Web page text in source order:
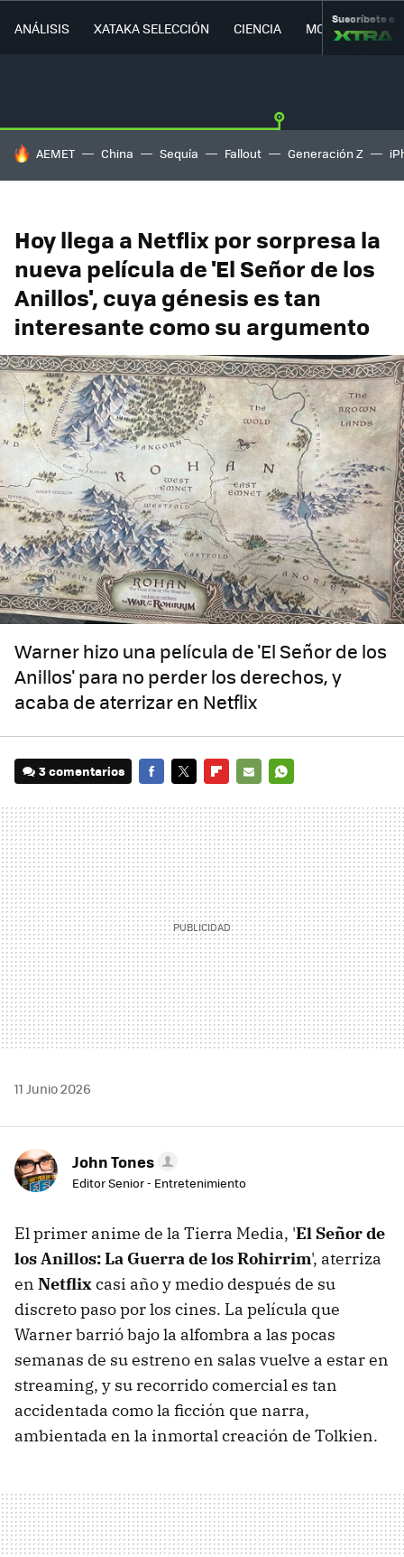
ANÁLISIS XATAKA SELECCIÓN CIENCIA MOVILIDAD
Suscríbete a
HOY SE HABLA DE
AEMET China Sequía Fallout Generación Z
Hoy llega a Netflix por sorpresa la
nueva película de 'El Señor de los
Anillos', cuya génesis es tan
interesante como su argumento
Warner hizo una película de 'El Señor de los
Anillos' para no perder los derechos, y
acaba de aterrizar en Netflix
3 comentarios
MAIL
11 Junio 2026
John Tones
Editor Senior - Entretenimiento
El primer anime de la Tierra Media, 'El Señor de
los Anillos: La Guerra de los Rohirrim', aterriza
en Netflixcasi año y medio después de su
discreto paso por los cines. La película que
Warner barrió bajo la alfombra a las pocas
semanas de su estreno en salas vuelve a estar en
streaming, y su recorrido comercial es tan
accidentada como la ficción que narra,
ambientada en la inmortal creación de Tolkien.